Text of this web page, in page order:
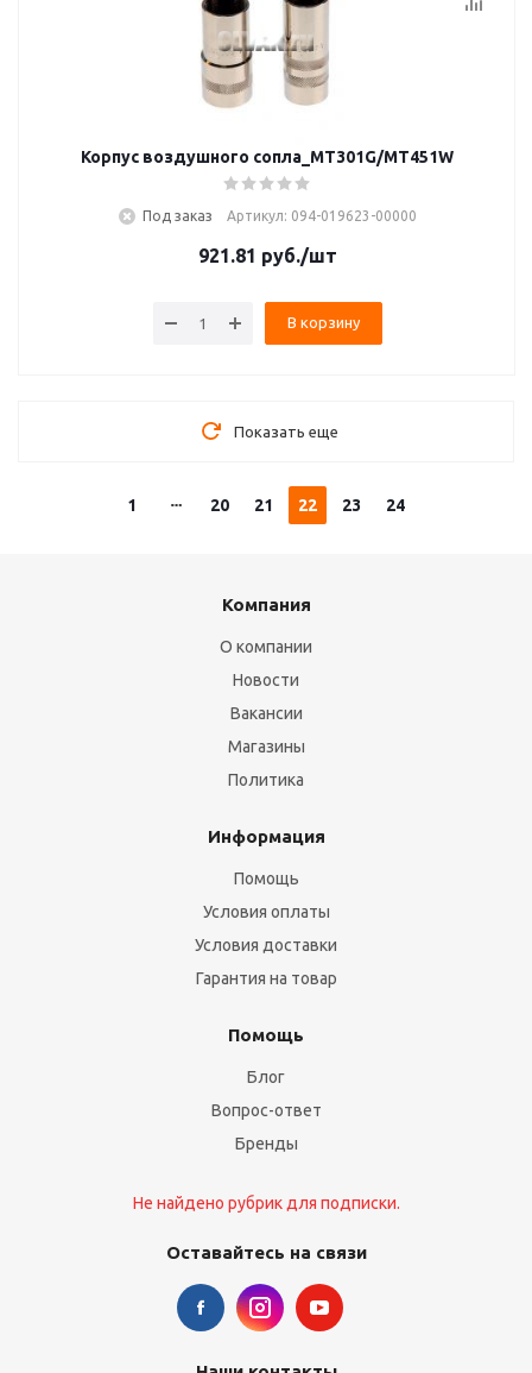
Корпус воздушного сопла_MT301G/MT451W
Под заказ Артикул: 094-019623-00000
921.81 руб./шт
В корзину
Показать еще
1 20 21 22 23 24
Компания
О компании
Новости
Вакансии
Магазины
Политика
Информация
Помощь
Условия оплаты
Условия доставки
Гарантия на товар
Помощь
Блог
Вопрос-ответ
Бренды
Не найдено рубрик для подписки.
Оставайтесь на связи